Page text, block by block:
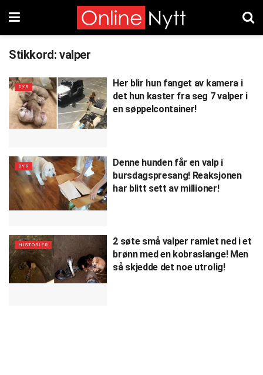
Stikkord: valper
DYR
Her blir hun fanget av kamera i
det hun kaster fra seg 7 valper i
en søppelcontainer!
DYR
Denne hunden får en valp i
bursdagspresang! Reaksjonen
har blitt sett av millioner!
HISTORIER
2 søte små valper ramlet ned i et
brønn med en kobraslange! Men
så skjedde det noe utrolig!